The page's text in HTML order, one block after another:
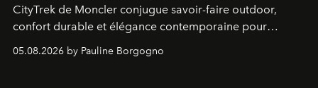
CityTrek de Moncler conjugue savoir-faire outdoor,
confort durable et élégance contemporaine pour
05.08.2026 by Pauline Borgogno